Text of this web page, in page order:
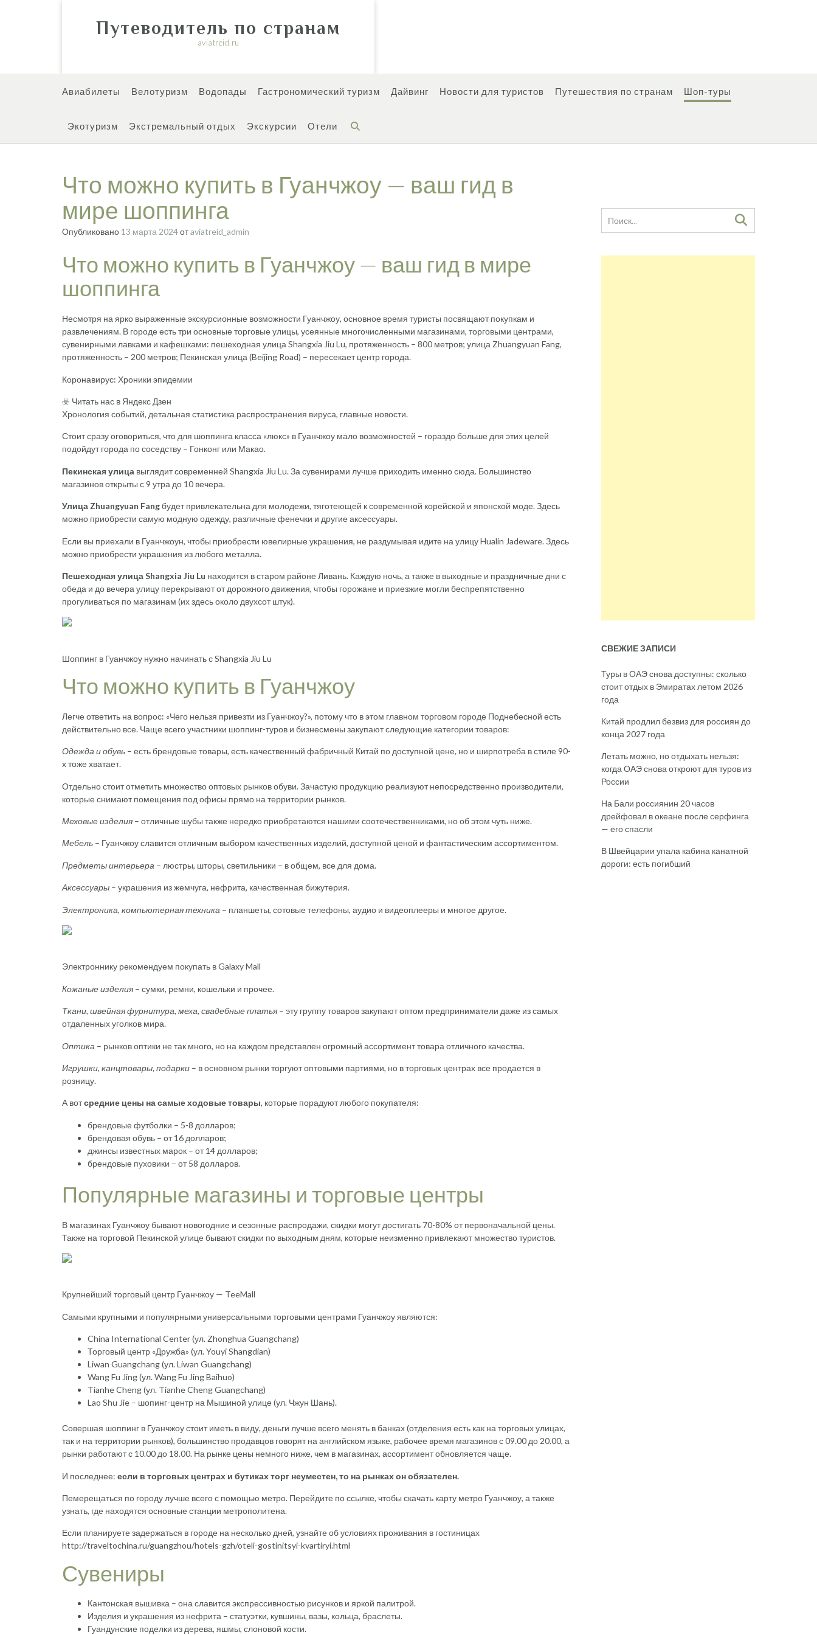
Путеводитель по странам
aviatreid.ru
Авиабилеты Велотуризм Водопады Гастрономический туризм Дайвинг Новости для туристов Путешествия по странам Шоп-туры
Экотуризм Экстремальный отдых Экскурсии Отели
Что можно купить в Гуанчжоу — ваш гид в
мире шоппинга
Опубликовано 13 марта 2024отaviatreid_admin
Что можно купить в Гуанчжоу — ваш гид в мире
шоппинга
Несмотря на ярко выраженные экскурсионные возможности Гуанчжоу, основное время туристы посвящают покупкам и
развлечениям. В городе есть три основные торговые улицы, усеянные многочисленными магазинами, торговыми центрами,
сувенирными лавками и кафешками: пешеходная улица Shangxia Jiu Lu, протяженность – 800 метров; улица Zhuangyuan Fang,
протяженность – 200 метров; Пекинская улица (Beijing Road) – пересекает центр города.
Коронавирус: Хроники эпидемии
☣️ Читать нас в Яндекс Дзен
Хронология событий, детальная статистика распространения вируса, главные новости.
Стоит сразу оговориться, что для шоппинга класса «люкс» в Гуанчжоу мало возможностей – гораздо больше для этих целей
подойдут города по соседству – Гонконг или Макао.
Пекинская улица выглядит современней Shangxia Jiu Lu. За сувенирами лучше приходить именно сюда. Большинство
магазинов открыты с 9 утра до 10 вечера.
Улица Zhuangyuan Fangбудет привлекательна для молодежи, тяготеющей к современной корейской и японской моде. Здесь
можно приобрести самую модную одежду, различные фенечки и другие аксессуары.
Если вы приехали в Гуанчжоун, чтобы приобрести ювелирные украшения, не раздумывая идите на улицу Hualin Jadeware. Здесь
можно приобрести украшения из любого металла.
Пешеходная улица Shangxia Jiu Lu находится в старом районе Ливань. Каждую ночь, а также в выходные и праздничные дни с
обеда и до вечера улицу перекрывают от дорожного движения, чтобы горожане и приезжие могли беспрепятственно
прогуливаться по магазинам (их здесь около двухсот штук).
Шоппинг в Гуанчжоу нужно начинать с Shangxia Jiu Lu
Что можно купить в Гуанчжоу
Легче ответить на вопрос: «Чего нельзя привезти из Гуанчжоу?», потому что в этом главном торговом городе Поднебесной есть
действительно все. Чаще всего участники шоппинг-туров и бизнесмены закупают следующие категории товаров:
Одежда и обувь – есть брендовые товары, есть качественный фабричный Китай по доступной цене, но и ширпотреба в стиле 90-
х тоже хватает.
Отдельно стоит отметить множество оптовых рынков обуви. Зачастую продукцию реализуют непосредственно производители,
которые снимают помещения под офисы прямо на территории рынков.
Меховые изделия – отличные шубы также нередко приобретаются нашими соотечественниками, но об этом чуть ниже.
Мебель – Гуанчжоу славится отличным выбором качественных изделий, доступной ценой и фантастическим ассортиментом.
Предметы интерьера – люстры, шторы, светильники – в общем, все для дома.
Аксессуары – украшения из жемчуга, нефрита, качественная бижутерия.
Электроника, компьютерная техника – планшеты, сотовые телефоны, аудио и видеоплееры и многое другое.
Электроннику рекомендуем покупать в Galaxy Mall
Кожаные изделия – сумки, ремни, кошельки и прочее.
Ткани, швейная фурнитура, меха, свадебные платья – эту группу товаров закупают оптом предприниматели даже из самых
отдаленных уголков мира.
Оптика – рынков оптики не так много, но на каждом представлен огромный ассортимент товара отличного качества.
Игрушки, канцтовары, подарки – в основном рынки торгуют оптовыми партиями, но в торговых центрах все продается в
розницу.
А вотсредние цены на самые ходовые товары, которые порадуют любого покупателя:
брендовые футболки – 5-8 долларов;
брендовая обувь – от 16 долларов;
джинсы известных марок – от 14 долларов;
брендовые пуховики – от 58 долларов.
Популярные магазины и торговые центры
В магазинах Гуанчжоу бывают новогодние и сезонные распродажи, скидки могут достигать 70-80% от первоначальной цены.
Также на торговой Пекинской улице бывают скидки по выходным дням, которые неизменно привлекают множество туристов.
Крупнейший торговый центр Гуанчжоу — TeeMall
Самыми крупными и популярными универсальными торговыми центрами Гуанчжоу являются:
China International Center (ул. Zhonghua Guangchang)
Торговый центр «Дружба» (ул. Youyi Shangdian)
Liwan Guangchang (ул. Liwan Guangchang)
Wang Fu Jing (ул. Wang Fu Jing Baihuo)
Tianhe Cheng (ул. Tianhe Cheng Guangchang)
Lao Shu Jie – шопинг-центр на Мышиной улице (ул. Чжун Шань).
Совершая шоппинг в Гуанчжоу стоит иметь в виду, деньги лучше всего менять в банках (отделения есть как на торговых улицах,
так и на территории рынков), большинство продавцов говорят на английском языке, рабочее время магазинов с 09.00 до 20.00, а
рынки работают с 10.00 до 18.00. На рынке цены немного ниже, чем в магазинах, ассортимент обновляется чаще.
И последнее: если в торговых центрах и бутиках торг неуместен, то на рынках он обязателен.
Пемерещаться по городу лучше всего с помощью метро. Перейдите по ссылке, чтобы скачать карту метро Гуанчжоу, а также
узнать, где находятся основные станции метрополитена.
Если планируете задержаться в городе на несколько дней, узнайте об условиях проживания в гостиницах
http://traveltochina.ru/guangzhou/hotels-gzh/oteli-gostinitsyi-kvartiryi.html
Сувениры
Кантонская вышивка – она славится экспрессивностью рисунков и яркой палитрой.
Изделия и украшения из нефрита – статуэтки, кувшины, вазы, кольца, браслеты.
Гуандунские поделки из дерева, яшмы, слоновой кости.
СВЕЖИЕ ЗАПИСИ
Туры в ОАЭ снова доступны: сколько
стоит отдых в Эмиратах летом 2026
года
Китай продлил безвиз для россиян до
конца 2027 года
Летать можно, но отдыхать нельзя:
когда ОАЭ снова откроют для туров из
России
На Бали россиянин 20 часов
дрейфовал в океане после серфинга
— его спасли
В Швейцарии упала кабина канатной
дороги: есть погибший